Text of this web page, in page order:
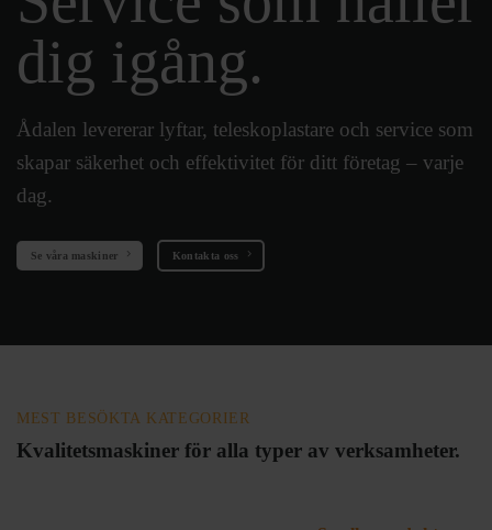
dig igång.
Ådalen levererar lyftar, teleskoplastare och service som
skapar säkerhet och effektivitet för ditt företag – varje
dag.
Se våra maskiner Kontakta oss
MEST BESÖKTA KATEGORIER
Kvalitetsmaskiner för alla typer av verksamheter.